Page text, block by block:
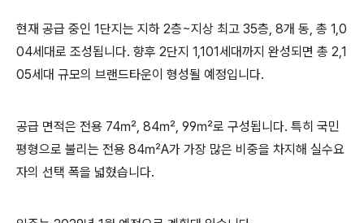
현재 공급 중인 1단지는 지하 2층~지상 최고 35층, 8개 동, 총 1,0
04세대로 조성됩니다. 향후 2단지 1,101세대까지 완성되면 총 2,1
05세대 규모의 브랜드타운이 형성될 예정입니다.
공급 면적은 전용 74㎡, 84㎡, 99㎡로 구성됩니다. 특히 국민
평형으로 불리는 전용 84㎡A가 가장 많은 비중을 차지해 실수요
자의 선택 폭을 넓혔습니다.